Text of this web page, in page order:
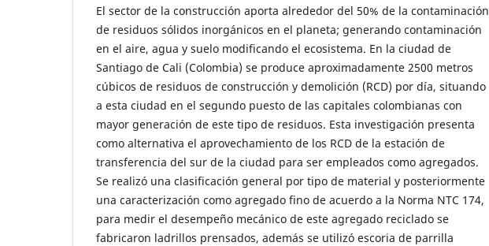
El sector de la construcción aporta alrededor del 50% de la contaminación
de residuos sólidos inorgánicos en el planeta; generando contaminación
en el aire, agua y suelo modificando el ecosistema. En la ciudad de
Santiago de Cali (Colombia) se produce aproximadamente 2500 metros
cúbicos de residuos de construcción y demolición (RCD) por día, situando
a esta ciudad en el segundo puesto de las capitales colombianas con
mayor generación de este tipo de residuos. Esta investigación presenta
como alternativa el aprovechamiento de los RCD de la estación de
transferencia del sur de la ciudad para ser empleados como agregados.
Se realizó una clasificación general por tipo de material y posteriormente
una caracterización como agregado fino de acuerdo a la Norma NTC 174,
para medir el desempeño mecánico de este agregado reciclado se
fabricaron ladrillos prensados, además se utilizó escoria de parrilla